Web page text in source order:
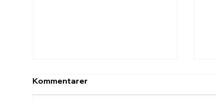
Kommentarer